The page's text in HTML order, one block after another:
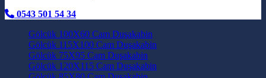
0543 501 54 34
Gölcük 100X60 Cam Duşakabin
Gölcük 115X100 Cam Duşakabin
Gölcük 75X95 Cam Duşakabin
Gölcük 120X115 Cam Duşakabin